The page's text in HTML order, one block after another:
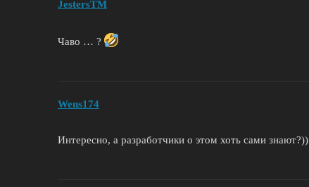
JestersTM
Чаво … ?
Wens174
Интересно, а разработчики о этом хоть сами знают?))